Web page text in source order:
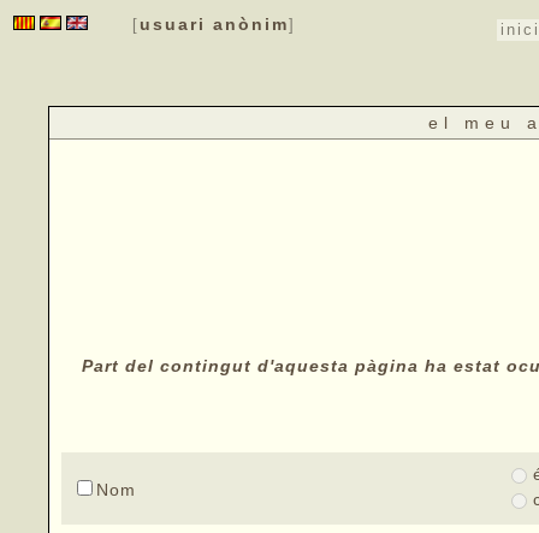
[ usuari anònim] inici
el meu
Part del contingut d'aquesta pàgina ha estat
Nom